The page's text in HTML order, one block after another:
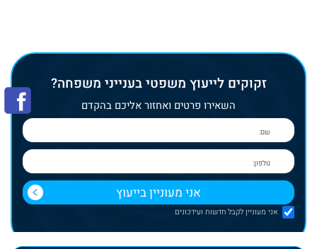
זקוקים לייעוץ משפטי בענייני משפחה?
השאירו פרטים ואחזור אליכם בהקדם
אני מעוניין לקבל חדשות ועידכונים